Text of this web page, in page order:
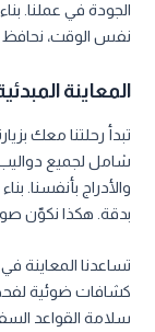
الجودة في عملنا.
نفس الوقت،
المعاينة
تبدأ رحلتنا معك
شامل لجميع دواليب
والأدراج بأنفسنا.
بدقة. هكذا نكوّن
تساعدنا المعاينة
كشافات ضوئية
سلامة القواعد